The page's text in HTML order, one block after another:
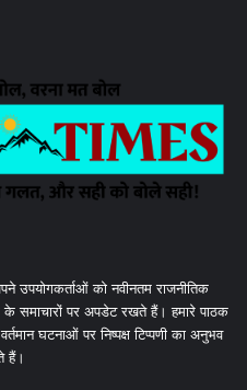
उपयोगकर्ताओं को नवीनतम राजनीतिक
समाचारों पर अपडेट रखते हैं। हमारे पाठक
घटनाओं पर निष्पक्ष टिप्पणी का अनुभव
हैं।